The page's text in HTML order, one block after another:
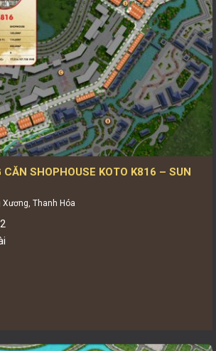
CĂN SHOPHOUSE KOTO K816 – SUN
Thanh Hóa